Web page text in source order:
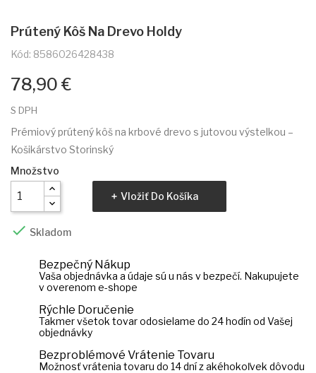
Prútený Kôš Na Drevo Holdy
Kód: 8586026428438
78,90 €
S DPH
Prémiový prútený kôš na krbové drevo s jutovou výstelkou –
Košikárstvo Storinský
Množstvo
Vložiť Do Košíka
 Skladom
Bezpečný Nákup
Vaša objednávka a údaje sú u nás v bezpečí. Nakupujete
v overenom e-shope
Rýchle Doručenie
Takmer všetok tovar odosielame do 24 hodín od Vašej
objednávky
Bezproblémové Vrátenie Tovaru
Možnosť vrátenia tovaru do 14 dní z akéhokoľvek dôvodu